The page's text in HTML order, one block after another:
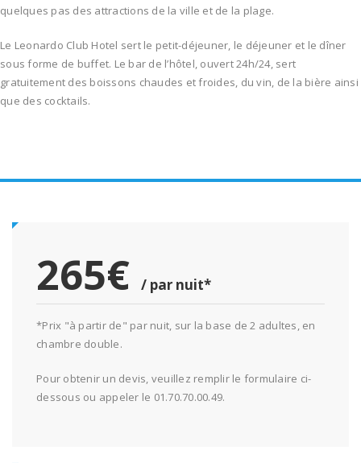
quelques pas des attractions de la ville et de la plage.
Le Leonardo Club Hotel sert le petit-déjeuner, le déjeuner et le dîner
sous forme de buffet. Le bar de l’hôtel, ouvert 24h/24, sert
gratuitement des boissons chaudes et froides, du vin, de la bière ainsi
que des cocktails.
265€ / par nuit*
*Prix "à partir de" par nuit, sur la base de 2 adultes, en
chambre double.
Pour obtenir un devis, veuillez remplir le formulaire ci-
dessous ou appeler le 01.70.70.00.49.